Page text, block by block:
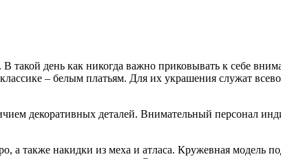
день как никогда важно приковывать к себе
– белым платьям. Для их украшения служат
декоративных деталей. Внимательный персонал
а также накидки из меха и атласа. Кружевная модель